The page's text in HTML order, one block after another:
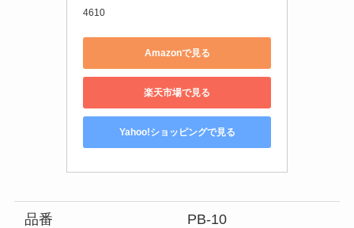
4610
Amazonで見る
楽天市場で見る
Yahoo!ショッピングで見る
品番 PB-10